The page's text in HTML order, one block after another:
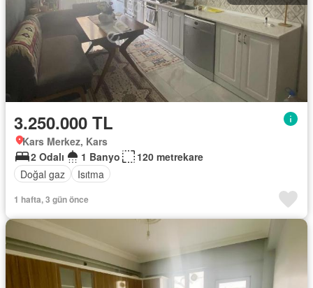
3.250.000 TL
Kars Merkez, Kars
2 Odalı
1 Banyo
120 metrekare
Doğal gaz
Isıtma
1 hafta, 3 gün önce